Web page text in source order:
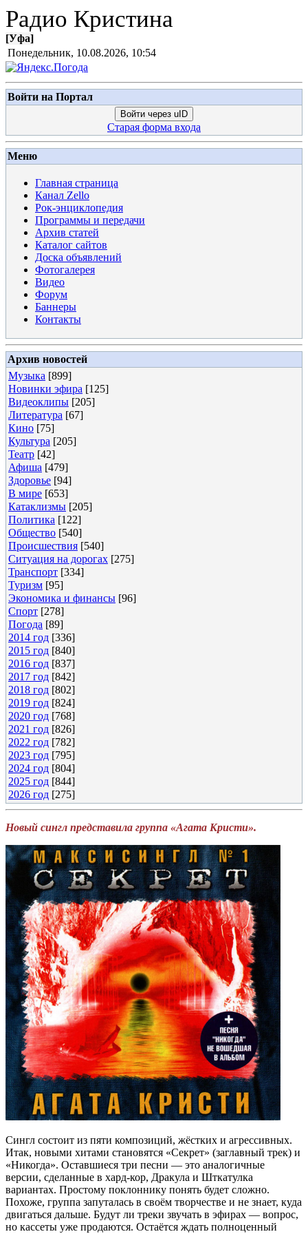
Радио Кристина
[Уфа]
Понедельник, 10.08.2026, 10:54
Войти на Портал
Войти через uID
Старая форма входа
Меню
Главная страница
Канал Zello
Рок-энциклопедия
Программы и передачи
Архив статей
Каталог сайтов
Доска объявлений
Фотогалерея
Видео
Форум
Баннеры
Контакты
Архив новостей
Музыка [899]
Новинки эфира [125]
Видеоклипы [205]
Литература [67]
Кино [75]
Культура [205]
Театр [42]
Афиша [479]
Здоровье [94]
В мире [653]
Катаклизмы [205]
Политика [122]
Общество [540]
Происшествия [540]
Ситуация на дорогах [275]
Транспорт [334]
Туризм [95]
Экономика и финансы [96]
Спорт [278]
Погода [89]
2014 год [336]
2015 год [840]
2016 год [837]
2017 год [842]
2018 год [802]
2019 год [824]
2020 год [768]
2021 год [826]
2022 год [782]
2023 год [795]
2024 год [804]
2025 год [844]
2026 год [275]
Новый сингл представила группа «Агата Кристи».
Сингл состоит из пяти композиций, жёстких и агрессивных.
Итак, новыми хитами становятся «Секрет» (заглавный трек) и
«Никогда». Оставшиеся три песни — это аналогичные
версии, сделанные в хард-кор, Дракула и Шткатулка
вариантах. Простому поклоннику понять будет сложно.
Похоже, группа запуталась в своём творчестве и не знает, куда
двигаться дальше. Будут ли треки звучать в эфирах — вопрос,
но кассеты уже продаются. Остаётся ждать полноценный